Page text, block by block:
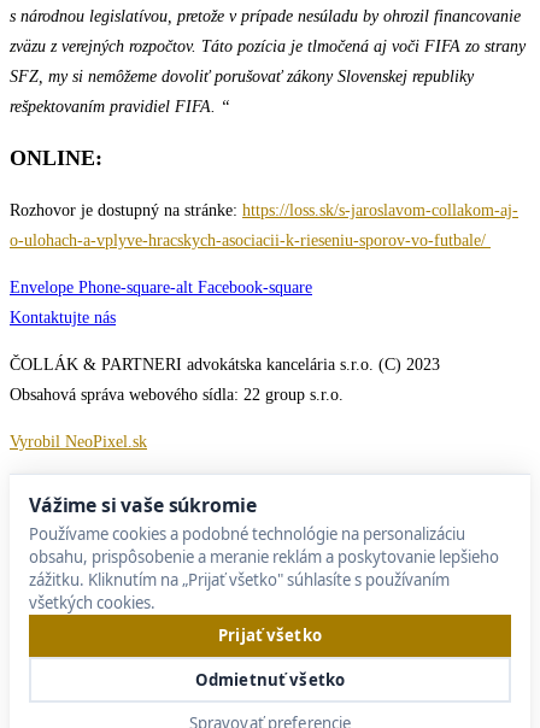
s národnou legislatívou, pretože v prípade nesúladu by ohrozil financovanie
zväzu z verejných rozpočtov. Táto pozícia je tlmočená aj voči FIFA zo strany
SFZ, my si nemôžeme dovoliť porušovať zákony Slovenskej republiky
rešpektovaním pravidiel FIFA. “
ONLINE:
Rozhovor je dostupný na stránke: https://loss.sk/s-jaroslavom-collakom-aj-
o-ulohach-a-vplyve-hracskych-asociacii-k-rieseniu-sporov-vo-futbale/
Envelope Phone-square-alt Facebook-square
Kontaktujte nás
ČOLLÁK & PARTNERI advokátska kancelária s.r.o. (C) 2023
Obsahová správa webového sídla: 22 group s.r.o.
Vyrobil NeoPixel.sk
Vážime si vaše súkromie
Používame cookies a podobné technológie na personalizáciu
obsahu, prispôsobenie a meranie reklám a poskytovanie lepšieho
zážitku. Kliknutím na „Prijať všetko" súhlasíte s používaním
všetkých cookies.
Prijať všetko
Odmietnuť všetko
Spravovať preferencie